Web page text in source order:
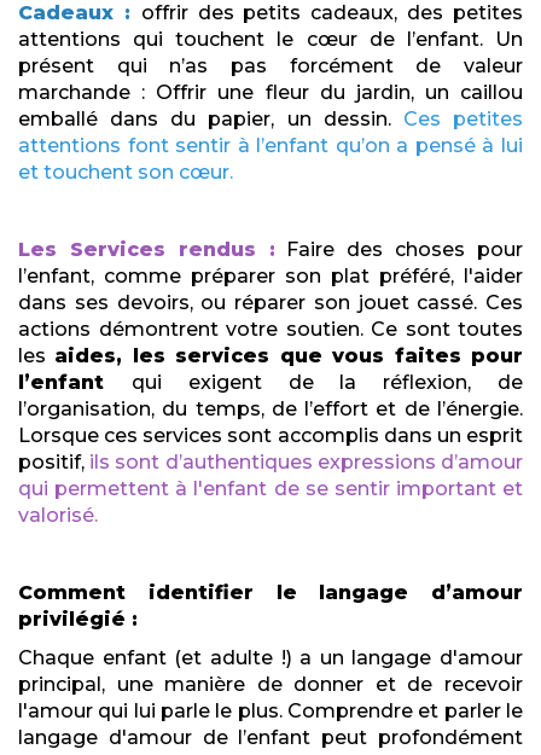
Cadeaux : offrir des petits cadeaux, des petites
attentions qui touchent le cœur de l’enfant. Un
présent qui n’as pas forcément de valeur
marchande : Offrir une fleur du jardin, un caillou
emballé dans du papier, un dessin. Ces petites
attentions font sentir à l’enfant qu’on a pensé à lui
et touchent son cœur.
Les Services rendus : Faire des choses pour
l’enfant, comme préparer son plat préféré, l'aider
dans ses devoirs, ou réparer son jouet cassé. Ces
actions démontrent votre soutien. Ce sont toutes
les aides, les services que vous faites pour
l’enfant qui exigent de la réflexion, de
l’organisation, du temps, de l’effort et de l’énergie.
Lorsque ces services sont accomplis dans un esprit
positif, ils sont d’authentiques expressions d’amour
qui permettent à l'enfant de se sentir important et
valorisé.
Comment identifier le langage d’amour
privilégié :
Chaque enfant (et adulte !) a un langage d'amour
principal, une manière de donner et de recevoir
l'amour qui lui parle le plus. Comprendre et parler le
langage d'amour de l’enfant peut profondément